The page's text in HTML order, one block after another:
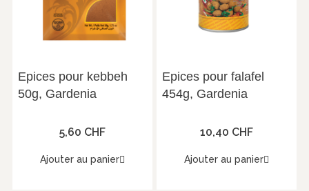
Epices pour kebbeh
50g, Gardenia
5,60 CHF
Ajouter au panier
Epices pour falafel
454g, Gardenia
10,40 CHF
Ajouter au panier